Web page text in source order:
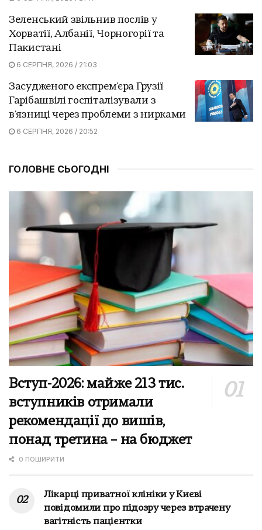
Зеленський звільнив послів у
Хорватії, Албанії, Чорногорії та
Пакистані
6 СЕРПНЯ, 2026 / 21:03
Засудженого експрем'єра Грузії
Гарібашвілі госпіталізували з
в'язниці через проблеми з нирками
6 СЕРПНЯ, 2026 / 20:52
ГОЛОВНЕ СЬОГОДНІ
Вступ-2026: майже 213 тис.
вступників отримали
рекомендації до вишів,
понад третина – на бюджет
0 ПОШИРИТИ
Лікарці приватної клініки у Києві
повідомили про підозру через втрачену
вагітність пацієнтки